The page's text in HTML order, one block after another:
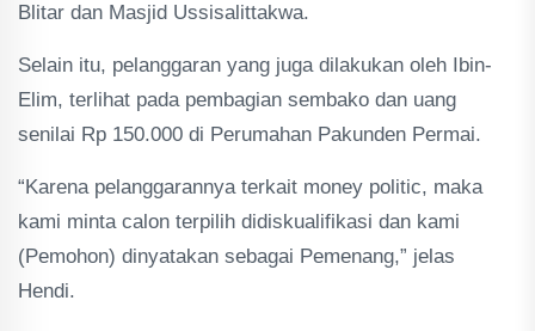
Blitar dan Masjid Ussisalittakwa.
Selain itu, pelanggaran yang juga dilakukan oleh Ibin-
Elim, terlihat pada pembagian sembako dan uang
senilai Rp 150.000 di Perumahan Pakunden Permai.
“Karena pelanggarannya terkait money politic, maka
kami minta calon terpilih didiskualifikasi dan kami
(Pemohon) dinyatakan sebagai Pemenang,” jelas
Hendi.